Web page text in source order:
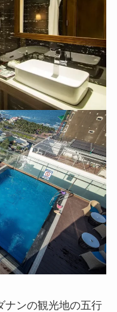
ナンの観光地の五行